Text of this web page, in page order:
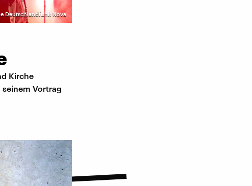
Deutschlandfunk Nova
Kirche
Vortrag